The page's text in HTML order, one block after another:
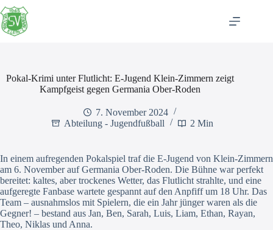
Zum
Inhalt
springen
Pokal-Krimi unter Flutlicht: E-Jugend Klein-Zimmern zeigt
Kampfgeist gegen Germania Ober-Roden
7. November 2024
Abteilung - Jugendfußball
2 Min
In einem aufregenden Pokalspiel traf die E-Jugend von Klein-Zimmern
am 6. November auf Germania Ober-Roden. Die Bühne war perfekt
bereitet: kaltes, aber trockenes Wetter, das Flutlicht strahlte, und eine
aufgeregte Fanbase wartete gespannt auf den Anpfiff um 18 Uhr. Das
Team – ausnahmslos mit Spielern, die ein Jahr jünger waren als die
Gegner! – bestand aus Jan, Ben, Sarah, Luis, Liam, Ethan, Rayan,
Theo, Niklas und Anna.